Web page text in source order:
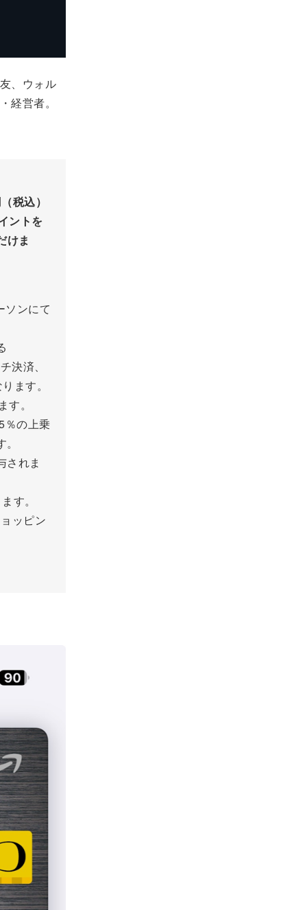
、ウォル
経営者。
税込）
ントを
けま
ソンにて
決済、
ます。
。
％の上乗
されま
す。
ッピン